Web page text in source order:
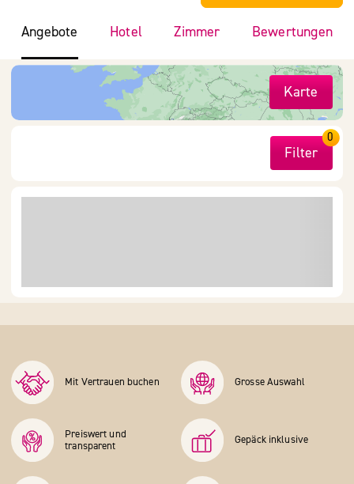
Angebote Hotel Zimmer Bewertungen
Karte
Filter
0
Mit Vertrauen buchen Grosse Auswahl
Preiswert und
transparent
Gepäck inklusive